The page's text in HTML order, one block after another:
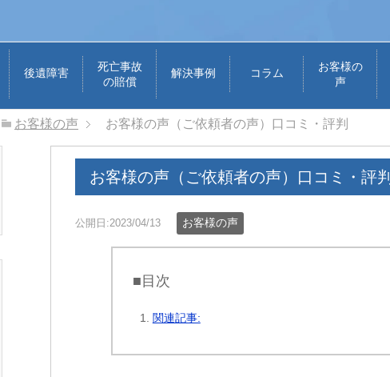
後遺障害
死亡事故
の賠償
解決事例 コラム
お客様の
声
お客様の声 お客様の声（ご依頼者の声）口コミ・評判
お客様の声（ご依頼者の声）口コミ・評判
公開日:2023/04/13 お客様の声
■目次
関連記事: